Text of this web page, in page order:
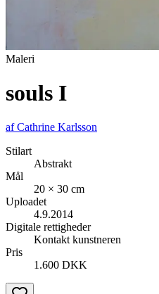
Maleri
souls I
afCathrine Karlsson
Stilart
Abstrakt
Mål
20 × 30 cm
Uploadet
4.9.2014
Digitale rettigheder
Kontakt kunstneren
Pris
1.600 DKK